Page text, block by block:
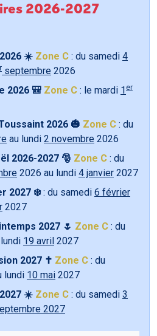
2026-2027
☀️ Zone C : du samedi 4
septembre 2026
2026 🎒 Zone C : le mardi 1 er
2026 🎃 Zone C : du
au lundi 2 novembre 2026
2026-2027 🎅 Zone C : du
2026 au lundi 4 janvier 2027
2027 ❄️: du samedi 6 février
2027
2027 🌷 Zone C : du
19 avril 2027
2027 ✝️ Zone C : du
lundi 10 mai 2027
☀️ Zone C : du samedi 3
2027